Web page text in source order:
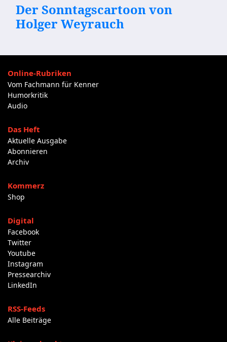
Der Sonntagscartoon von
Holger Weyrauch
Online-Rubriken
Vom Fachmann für Kenner
Humorkritik
Audio
Das Heft
Aktuelle Ausgabe
Abonnieren
Archiv
Kommerz
Shop
Digital
Facebook
Twitter
Youtube
Instagram
Pressearchiv
LinkedIn
RSS-Feeds
Alle Beiträge